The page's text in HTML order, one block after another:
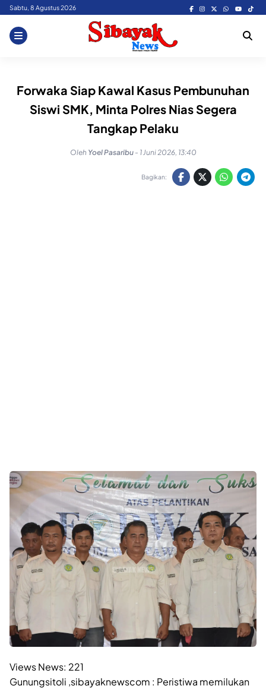
Skip
content
Sabtu, 8 Agustus 2026
Forwaka Siap Kawal Kasus Pembunuhan
Siswi SMK, Minta Polres Nias Segera
Tangkap Pelaku
Oleh Yoel Pasaribu - 1 Juni 2026, 13:40
Bagikan:
Views News: 221
Gunungsitoli ,sibayaknewscom : Peristiwa memilukan